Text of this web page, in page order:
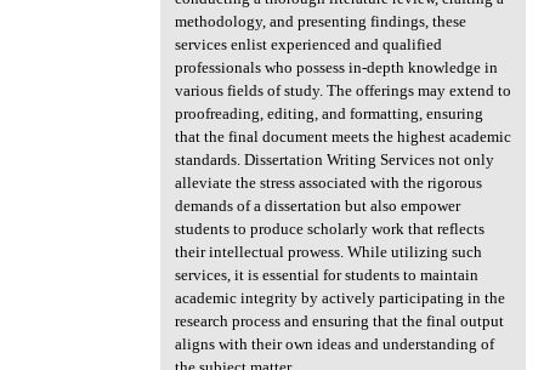
methodology, and presenting findings, these
services enlist experienced and qualified
professionals who possess in-depth knowledge in
various fields of study. The offerings may extend to
proofreading, editing, and formatting, ensuring
that the final document meets the highest academic
standards. Dissertation Writing Services not only
alleviate the stress associated with the rigorous
demands of a dissertation but also empower
students to produce scholarly work that reflects
their intellectual prowess. While utilizing such
services, it is essential for students to maintain
academic integrity by actively participating in the
research process and ensuring that the final output
aligns with their own ideas and understanding of